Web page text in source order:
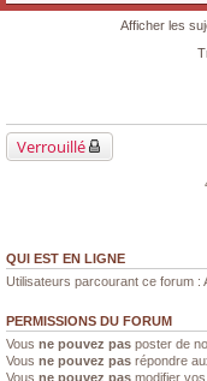
Afficher les
Verrouillé
QUI EST EN LIGNE
Utilisateurs parcourant ce forum :
PERMISSIONS DU FORUM
Vous ne pouvez pas poster de
Vous ne pouvez pas répondre
Vous ne pouvez pas modifier